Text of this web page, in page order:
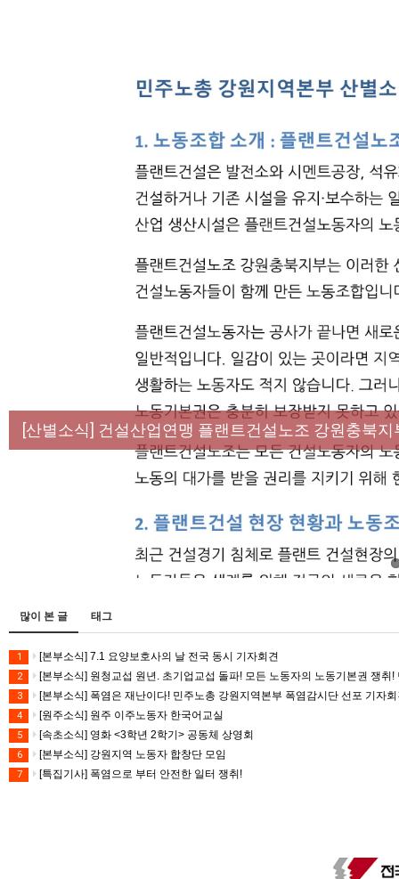
[성명] 막을 수 있었던 죽음, HL만도가 책임져라 : 청
[산별소식] 건설산업연맹 플랜트건설노조 강원충북지
[강릉,속초,원주,춘천] 폭염감시단 사업 이모저모
[조합원☆인터뷰] 서비스연맹 전국학교비정규직노동
[본부소식] 강원지역 노동자 합창단 모임
많이 본 글 태그
1 [본부소식] 7.1 요양보호사의 날 전국 동시 기자회견
2 [본부소식] 원청교섭 원년. 초기업교섭 돌파! 모든 노동자의 노동기본권 쟁취
3 [본부소식] 폭염은 재난이다! 민주노총 강원지역본부 폭염감시단 선포 기자
4 [원주소식] 원주 이주노동자 한국어교실
5 [속초소식] 영화 <3학년 2학기> 공동체 상영회
6 [본부소식] 강원지역 노동자 합창단 모임
7 [특집기사] 폭염으로 부터 안전한 일터 쟁취!